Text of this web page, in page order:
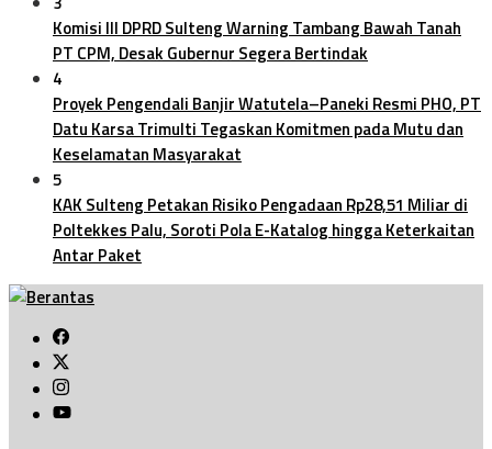
Komisi III DPRD Sulteng Warning Tambang Bawah Tanah
PT CPM, Desak Gubernur Segera Bertindak
4
Proyek Pengendali Banjir Watutela–Paneki Resmi PHO, PT
Datu Karsa Trimulti Tegaskan Komitmen pada Mutu dan
Keselamatan Masyarakat
5
KAK Sulteng Petakan Risiko Pengadaan Rp28,51 Miliar di
Poltekkes Palu, Soroti Pola E-Katalog hingga Keterkaitan
Antar Paket